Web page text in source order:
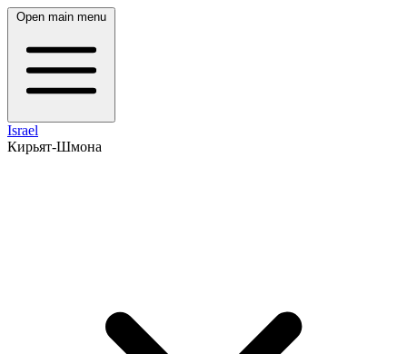
Open main menu
Israel
Кирьят-Шмона